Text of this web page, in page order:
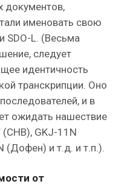
документов,
именовать свою
SDO-L. (Весьма
следует
идентичность
транскрипции. Оно
и в
ожидать нашествие
(СНВ), GKJ-11N
(Дофен) и т.д. и т.п.).
от